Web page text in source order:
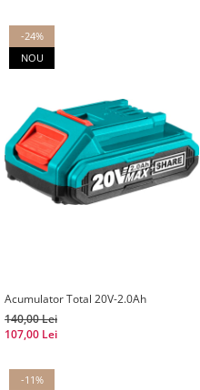
-24%
NOU
Acumulator Total 20V-2.0Ah
140,00 Lei
107,00 Lei
-11%